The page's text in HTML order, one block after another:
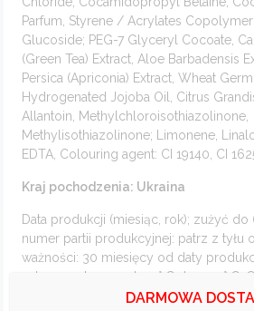
Parfum, Styrene / Acrylates
Glucoside; PEG-7 Glyceryl Cocoate,
(Green Tea) Extract, Aloe Barbadensis
Рersica (Apriconia) Extract, Wheat Germ
Hydrogenated Jojoba Oil, Citrus
Allantoin, Methylchloroisothiazolinone,
Methylisothiazolinone; Limonene,
EDTA, Colouring agent: CI 19140, CI
Kraj pochodzenia: Ukraina
Data produkcji (miesiąc, rok); zużyć do
numer partii produkcyjnej: patrz z tyłu
ważności: 30 miesięcy od daty
w temperaturze: od + 5 ° C do + 25 ° C.
bezpośrednim działaniem promieni
DARMOWA